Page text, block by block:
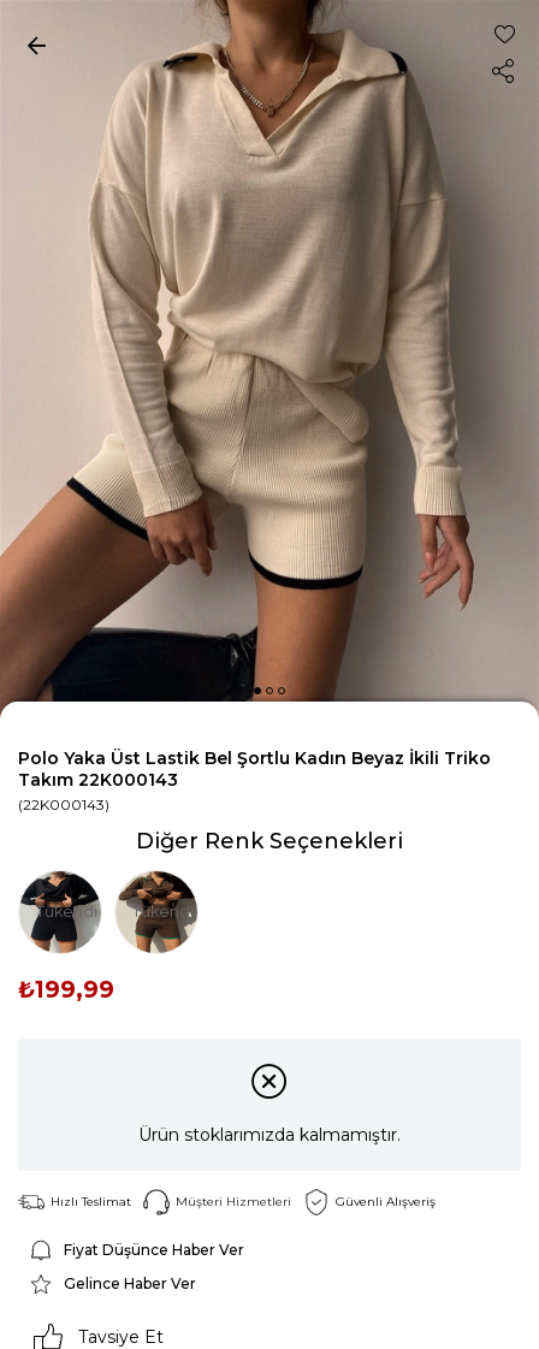
Polo Yaka Üst Lastik Bel Şortlu Kadın Beyaz İkili Triko
Takım 22K000143
(22K000143)
Diğer Renk Seçenekleri
Tükendi Tükendi
₺199,99
Ürün stoklarımızda kalmamıştır.
Hızlı Teslimat Müşteri Hizmetleri Güvenli Alışveriş
Fiyat Düşünce Haber Ver
Gelince Haber Ver
Tavsiye Et